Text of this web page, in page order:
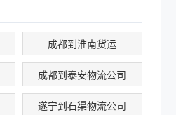
成都到淮南货运
成都到泰安物流公司
遂宁到石渠物流公司